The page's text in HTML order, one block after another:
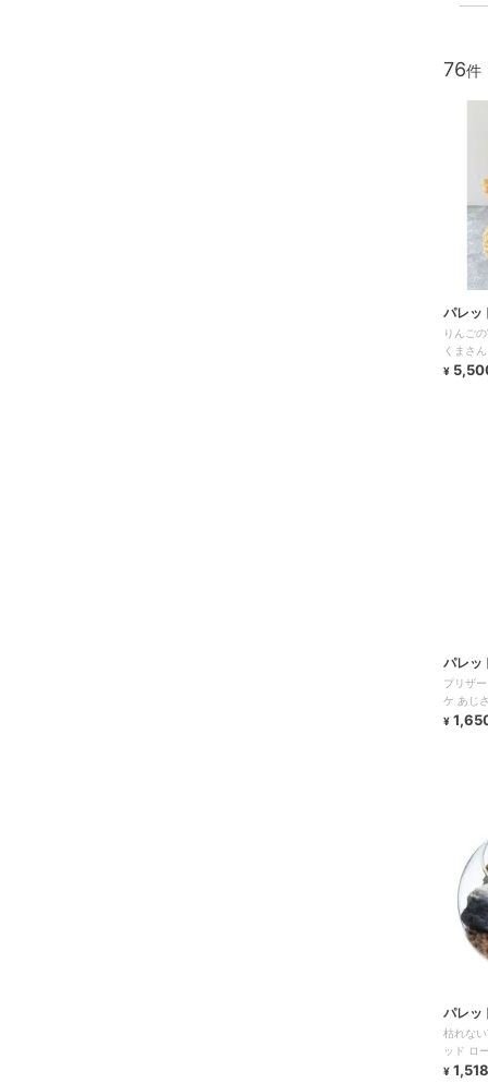
76
パレッ
りんご
くまさ
¥
パレッ
プリザ
ケ あじ
¥
パレッ
枯れな
ッド ロ
¥ 1,518